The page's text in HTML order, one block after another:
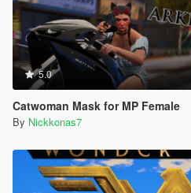
5.0
Catwoman Mask for MP Female
By Nickkonas7